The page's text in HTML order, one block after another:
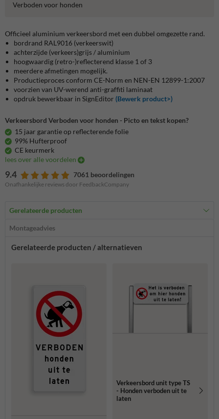
Verboden voor honden
Officieel aluminium verkeersbord met een dubbel omgezette rand.
bordrand RAL9016 (verkeerswit)
achterzijde (verkeers)grijs / aluminium
hoogwaardig (retro-)reflecterend klasse 1 of 3
meerdere afmetingen mogelijk.
Productieproces conform CE-Norm en NEN-EN 12899-1:2007
voorzien van UV-werend anti-graffiti laminaat
opdruk bewerkbaar in SignEditor (Bewerk product>)
Verkeersbord Verboden voor honden - Picto en tekst kopen?
15 jaar garantie op reflecterende folie
99% Hufterproof
CE keurmerk
lees over alle voordelen
9.4 7061 beoordelingen
Onafhankelijke reviews door FeedbackCompany
Gerelateerde producten
Montageadvies
Gerelateerde producten / alternatieven
Verkeersbord unit type TS
- Honden verboden uit te
laten